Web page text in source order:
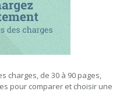
charges, de 30 à 90 pages,
pour comparer et choisir une